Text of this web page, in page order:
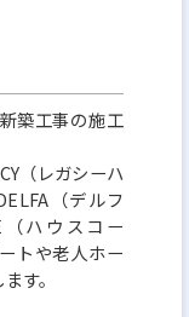
築工事の施工
（レガシーハ
（デルフ
（ハウスコー
トや老人ホー
す。